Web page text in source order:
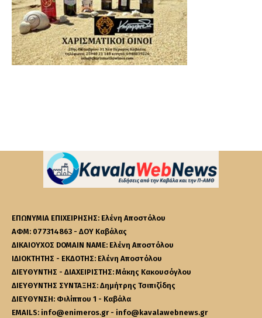
ΕΠΩΝΥΜΙΑ ΕΠΙΧΕΙΡΗΣΗΣ: Ελένη Αποστόλου
ΑΦΜ: 077314863 - ΔΟΥ Καβάλας
ΔΙΚΑΙΟΥΧΟΣ DOMAIN NAME: Ελένη Αποστόλου
ΙΔΙΟΚΤΗΤΗΣ - ΕΚΔΟΤΗΣ: Ελένη Αποστόλου
ΔΙΕΥΘΥΝΤΗΣ - ΔΙΑΧΕΙΡΙΣΤΗΣ: Μάκης Κακουσόγλου
ΔΙΕΥΘΥΝΤΗΣ ΣΥΝΤΑΞΗΣ: Δημήτρης Τσιπιζίδης
ΔΙΕΥΘΥΝΣΗ: Φιλίππου 1 - Καβάλα
EMAILS: info@enimeros.gr - info@kavalawebnews.gr